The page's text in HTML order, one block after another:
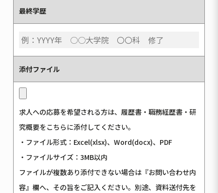
最終学歴
添付ファイル
求人への応募を希望される方は、履歴書・職務経歴書・研
究概要をこちらに添付してください。
・ファイル形式：Excel(xlsx)、Word(docx)、PDF
・ファイルサイズ：3MB以内
ファイルが複数あり添付できない場合は『お問い合わせ内
容』欄へ、その旨をご記入ください。別途、資料送付先を